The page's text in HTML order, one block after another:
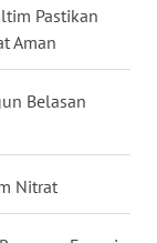
Pastikan
Aman
Belasan
Nitrat